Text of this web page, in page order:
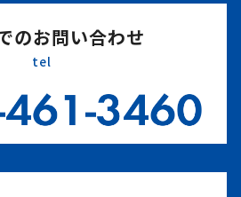
のお問い合わせ
tel